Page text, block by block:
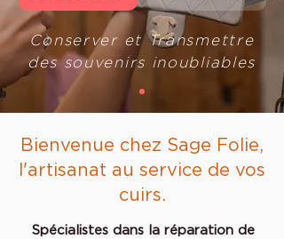
Conserver et Transmettre
des souvenirs inoubliables
Bienvenue chez Sage Folie,
l'artisanat au service de vos
cuirs.
Spécialistes dans la réparation de